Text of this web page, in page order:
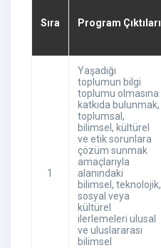
Sıra Program Çıktıları
1
Yaşadığı
toplumun bilgi
toplumu olmasına
katkıda bulunmak,
toplumsal,
bilimsel, kültürel
ve etik sorunlara
çözüm sunmak
amaçlarıyla
alanındaki
bilimsel, teknolojik,
sosyal veya
kültürel
ilerlemeleri ulusal
ve uluslararası
bilimsel